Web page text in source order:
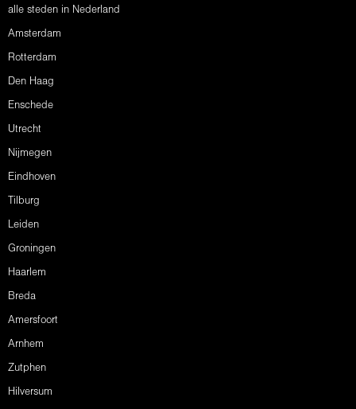
alle steden in Nederland
Amsterdam
Rotterdam
Den Haag
Enschede
Utrecht
Nijmegen
Eindhoven
Tilburg
Leiden
Groningen
Haarlem
Breda
Amersfoort
Arnhem
Zutphen
Hilversum